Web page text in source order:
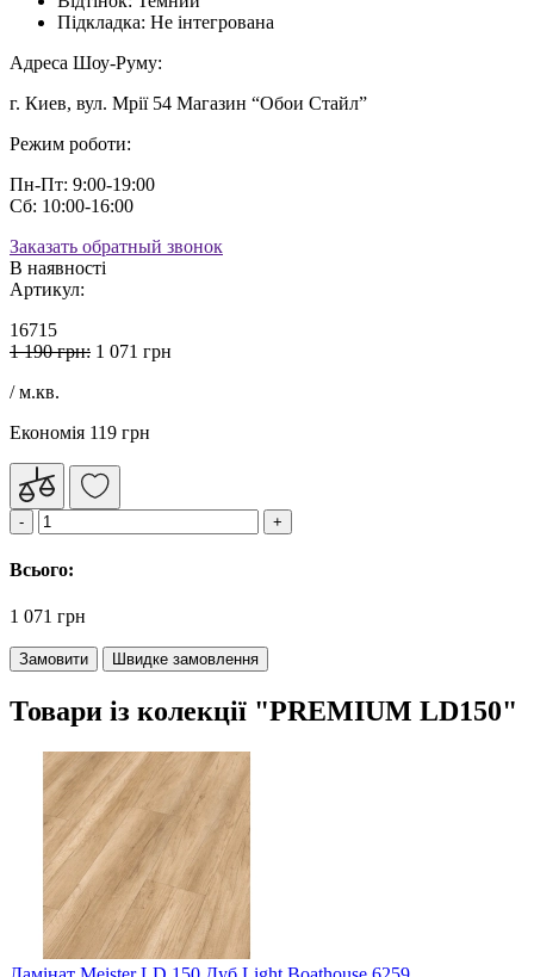
Підкладка: Не інтегрована
Адреса Шоу-Руму:
г. Киев, вул. Мрії 54 Магазин “Обои Стайл”
Режим роботи:
Пн-Пт: 9:00-19:00
Сб: 10:00-16:00
Заказать обратный звонок
В наявності
Артикул:
16715
1 190 грн: 1 071 грн
/ м.кв.
Економія 119 грн
Всього:
1 071 грн
Замовити Швидке замовлення
Товари із колекції "PREMIUM LD150"